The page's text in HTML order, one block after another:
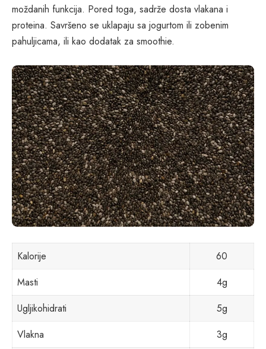
moždanih funkcija. Pored toga, sadrže dosta vlakana i
proteina. Savršeno se uklapaju sa jogurtom ili zobenim
pahuljicama, ili kao dodatak za smoothie.
Kalorije
60
Masti
4g
Ugljikohidrati
5g
Vlakna
3g